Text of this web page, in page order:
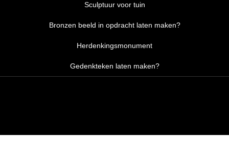
Sculptuur voor tuin
Bronzen beeld in opdracht laten maken?
Herdenkingsmonument
Gedenkteken laten maken?